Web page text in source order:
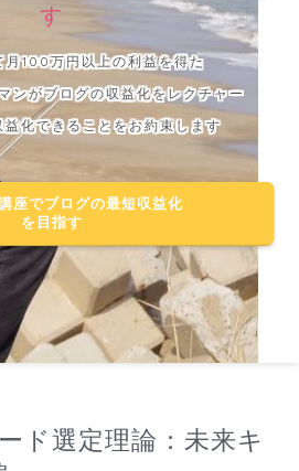
す
月100万円以上の利益を得た
ンがブログの収益化をレクチャー
化できることをお約束します
座でブログの最短収益化
を目指す
ド選定理論：未来キ